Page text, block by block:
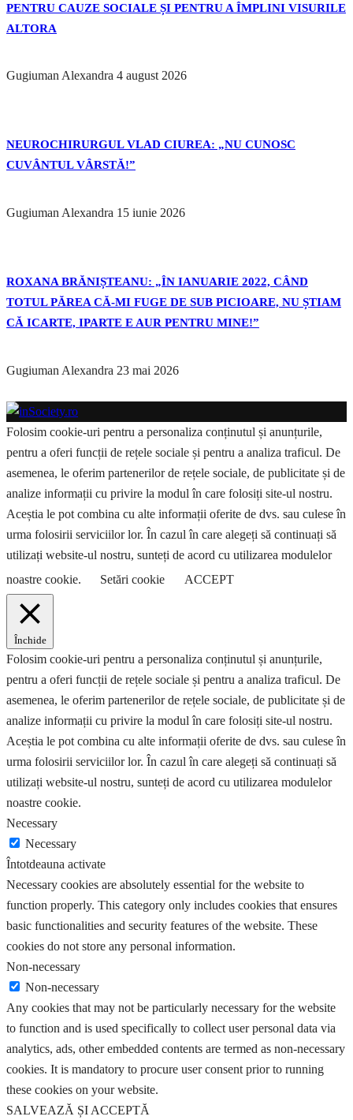
PENTRU CAUZE SOCIALE ȘI PENTRU A ÎMPLINI VISURILE
ALTORA
Gugiuman Alexandra 4 august 2026
NEUROCHIRURGUL VLAD CIUREA: „NU CUNOSC
CUVÂNTUL VÂRSTĂ!”
Gugiuman Alexandra 15 iunie 2026
ROXANA BRĂNIȘTEANU: „ÎN IANUARIE 2022, CÂND
TOTUL PĂREA CĂ-MI FUGE DE SUB PICIOARE, NU ȘTIAM
CĂ ICARTE, IPARTE E AUR PENTRU MINE!”
Gugiuman Alexandra 23 mai 2026
Folosim cookie-uri pentru a personaliza conținutul și anunțurile,
pentru a oferi funcții de rețele sociale și pentru a analiza traficul. De
asemenea, le oferim partenerilor de rețele sociale, de publicitate și de
analize informații cu privire la modul în care folosiți site-ul nostru.
Aceștia le pot combina cu alte informații oferite de dvs. sau culese în
urma folosirii serviciilor lor. În cazul în care alegeți să continuați să
utilizați website-ul nostru, sunteți de acord cu utilizarea modulelor
noastre cookie.
Setări cookie ACCEPT
Închide
Folosim cookie-uri pentru a personaliza conținutul și anunțurile,
pentru a oferi funcții de rețele sociale și pentru a analiza traficul. De
asemenea, le oferim partenerilor de rețele sociale, de publicitate și de
analize informații cu privire la modul în care folosiți site-ul nostru.
Aceștia le pot combina cu alte informații oferite de dvs. sau culese în
urma folosirii serviciilor lor. În cazul în care alegeți să continuați să
utilizați website-ul nostru, sunteți de acord cu utilizarea modulelor
noastre cookie.
Necessary
Necessary
Întotdeauna activate
Necessary cookies are absolutely essential for the website to
function properly. This category only includes cookies that ensures
basic functionalities and security features of the website. These
cookies do not store any personal information.
Non-necessary
Non-necessary
Any cookies that may not be particularly necessary for the website
to function and is used specifically to collect user personal data via
analytics, ads, other embedded contents are termed as non-necessary
cookies. It is mandatory to procure user consent prior to running
these cookies on your website.
SALVEAZĂ ȘI ACCEPTĂ